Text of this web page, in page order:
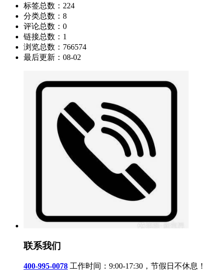
标签总数： 224
分类总数： 8
评论总数： 0
链接总数： 1
浏览总数： 766574
最后更新： 08-02
联系我们
400-995-0078 工作时间：9:00-17:30，节假日不休息！